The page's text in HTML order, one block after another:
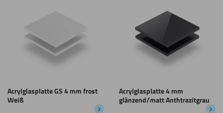
Acrylglasplatte GS 4 mm frost
Weiß
Acrylglasplatte 4 mm
glänzend/matt Anthtrazitgrau